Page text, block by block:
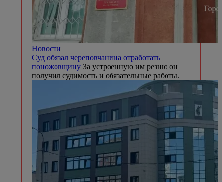
Новости
Суд обязал череповчанина отработать
поножовщину За устроенную им резню он
получил судимость и обязательные работы.